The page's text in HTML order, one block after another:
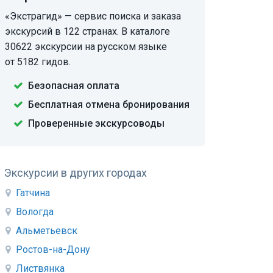
«Экстрагид» — сервис поиска и заказа
экскурсий в 122 странах. В каталоге
30622 экскурсии на русском языке
от 5182 гидов.
Безопасная оплата
Бесплатная отмена бронирования
Проверенные экскурсоводы
Экскурсии в других городах
Гатчина
Вологда
Альметьевск
Ростов-на-Дону
Листвянка